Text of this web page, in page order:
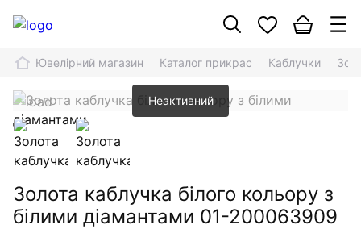
Ювелірний магазин Каталог прикрас Каблучки
Неактивний
Золота каблучка білого кольору з
білими діамантами 01-200063909